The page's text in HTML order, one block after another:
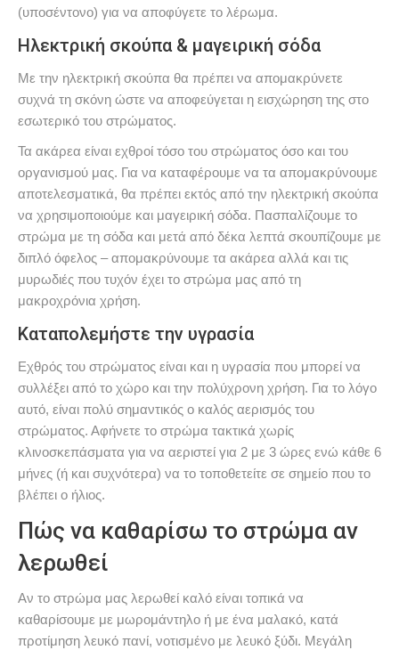
(υποσέντονο) για να αποφύγετε το λέρωμα.
Ηλεκτρική σκούπα & μαγειρική σόδα
Με την ηλεκτρική σκούπα θα πρέπει να απομακρύνετε
συχνά τη σκόνη ώστε να αποφεύγεται η εισχώρηση της στο
εσωτερικό του στρώματος.
Τα ακάρεα είναι εχθροί τόσο του στρώματος όσο και του
οργανισμού μας. Για να καταφέρουμε να τα απομακρύνουμε
αποτελεσματικά, θα πρέπει εκτός από την ηλεκτρική σκούπα
να χρησιμοποιούμε και μαγειρική σόδα. Πασπαλίζουμε το
στρώμα με τη σόδα και μετά από δέκα λεπτά σκουπίζουμε με
διπλό όφελος – απομακρύνουμε τα ακάρεα αλλά και τις
μυρωδιές που τυχόν έχει το στρώμα μας από τη
μακροχρόνια χρήση.
Καταπολεμήστε την υγρασία
Εχθρός του στρώματος είναι και η υγρασία που μπορεί να
συλλέξει από το χώρο και την πολύχρονη χρήση. Για το λόγο
αυτό, είναι πολύ σημαντικός ο καλός αερισμός του
στρώματος. Αφήνετε το στρώμα τακτικά χωρίς
κλινοσκεπάσματα για να αεριστεί για 2 με 3 ώρες ενώ κάθε 6
μήνες (ή και συχνότερα) να το τοποθετείτε σε σημείο που το
βλέπει ο ήλιος.
Πώς να καθαρίσω το στρώμα αν
λερωθεί
Αν το στρώμα μας λερωθεί καλό είναι τοπικά να
καθαρίσουμε με μωρομάντηλο ή με ένα μαλακό, κατά
προτίμηση λευκό πανί, νοτισμένο με λευκό ξύδι. Μεγάλη